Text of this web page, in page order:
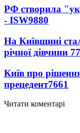
РФ створила
- ISW9880
На Київщині
річної дівчини
Київ про
прецедент7661
Читати коментарі